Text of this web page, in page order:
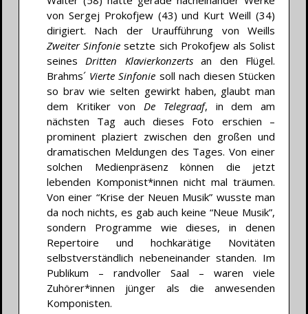
von Sergej Prokofjew (43) und Kurt Weill (34)
dirigiert. Nach der Uraufführung von Weills
Zweiter Sinfonie setzte sich Prokofjew als Solist
seines Dritten Klavierkonzertsan den Flügel.
Brahms´ Vierte Sinfonie soll nach diesen Stücken
so brav wie selten gewirkt haben, glaubt man
dem Kritiker von De Telegraaf, in dem am
nächsten Tag auch dieses Foto erschien –
prominent plaziert zwischen den großen und
dramatischen Meldungen des Tages. Von einer
solchen Medienpräsenz können die jetzt
lebenden Komponist*innen nicht mal träumen.
Von einer “Krise der Neuen Musik” wusste man
da noch nichts, es gab auch keine “Neue Musik”,
sondern Programme wie dieses, in denen
Repertoire und hochkarätige Novitäten
selbstverständlich nebeneinander standen. Im
Publikum – randvoller Saal – waren viele
Zuhörer*innen jünger als die anwesenden
Komponisten.